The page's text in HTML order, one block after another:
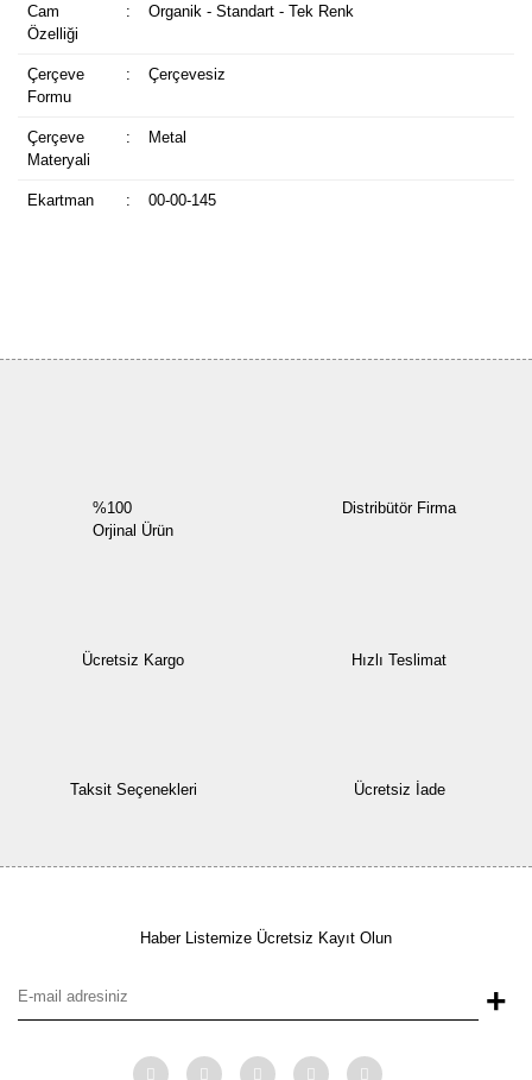
Cam
Özelliği
: Organik - Standart - Tek Renk
Çerçeve
Formu
: Çerçevesiz
Çerçeve
Materyali
: Metal
Ekartman : 00-00-145
%100
Orjinal Ürün
Distribütör Firma
Ücretsiz Kargo Hızlı Teslimat
Taksit Seçenekleri Ücretsiz İade
Haber Listemize Ücretsiz Kayıt Olun
+